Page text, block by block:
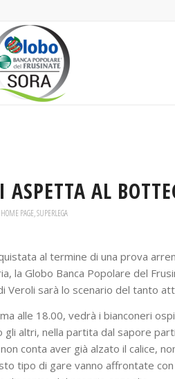
ASPETTA AL
HOME PAGE,SUPERLEGA
al termine di una prova
la Globo Banca Popolare del
Veroli sarà lo scenario del tanto
alle 18.00, vedrà i bianconeri
gli altri, nella partita dal sapore
conta aver già alzato il calice,
tipo di gare vanno affrontate